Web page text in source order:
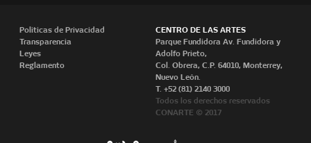
Políticas de Privacidad
Transparencia
Leyes
Reglamento
CENTRO DE LAS ARTES
Parque Fundidora Av. Fundidora y
Adolfo Prieto,
Col. Obrera, C.P. 64010, Monterrey,
Nuevo León.
T. +52 (81) 2140 3000
Todos los derechos reservados
CONARTE © 2017